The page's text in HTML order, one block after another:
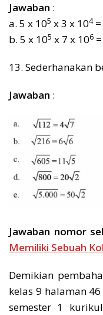
Jawaban :
a. 5 x 105 x 3 x 104=
b. 5 x 105 x 7 x 106
13. Sederhanakan
Jawaban :
Jawaban nomor
Memiliki Sebuah
Demikian
kelas 9 halaman
semester 1